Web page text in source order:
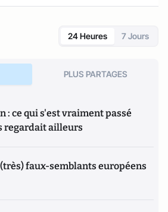
24 Heures 7 Jours
PLUS PARTAGES
: ce qui s'est vraiment passé
regardait ailleurs
faux-semblants européens